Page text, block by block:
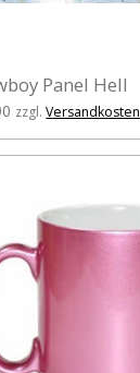
Panel Hell
zzgl.Versandkosten